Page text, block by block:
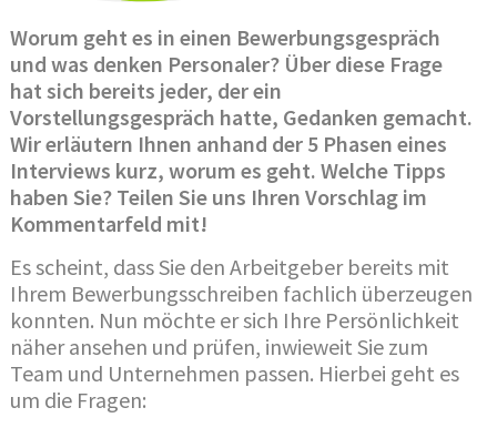
Worum geht es in einen Bewerbungsgespräch
und was denken Personaler? Über diese Frage
hat sich bereits jeder, der ein
Vorstellungsgespräch hatte, Gedanken gemacht.
Wir erläutern Ihnen anhand der 5 Phasen eines
Interviews kurz, worum es geht. Welche Tipps
haben Sie? Teilen Sie uns Ihren Vorschlag im
Kommentarfeld mit!
Es scheint, dass Sie den Arbeitgeber bereits mit
Ihrem Bewerbungsschreiben fachlich überzeugen
konnten. Nun möchte er sich Ihre Persönlichkeit
näher ansehen und prüfen, inwieweit Sie zum
Team und Unternehmen passen. Hierbei geht es
um die Fragen: